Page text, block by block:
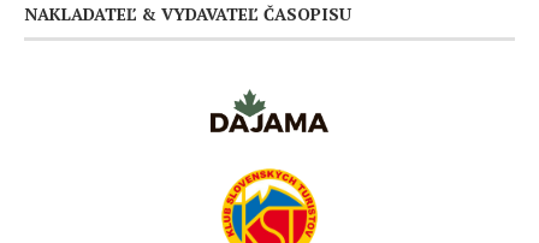
NAKLADATEĽ & VYDAVATEĽ ČASOPISU